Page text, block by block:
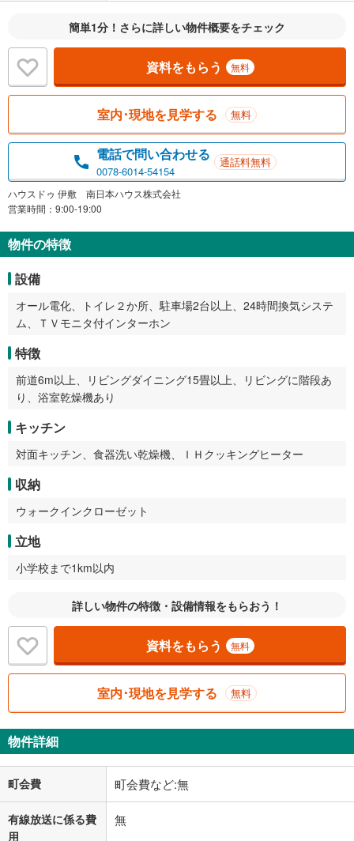
簡単1分！さらに詳しい物件概要をチェック
資料をもらう 無料
室内･現地を見学する 無料
電話で問い合わせる
0078-6014-54154
通話料無料
ハウスドゥ 伊敷 南日本ハウス株式会社
営業時間：9:00-19:00
物件の特徴
設備
オール電化、トイレ２か所、駐車場2台以上、24時間換気システ
ム、ＴＶモニタ付インターホン
特徴
前道6m以上、リビングダイニング15畳以上、リビングに階段あ
り、浴室乾燥機あり
キッチン
対面キッチン、食器洗い乾燥機、ＩＨクッキングヒーター
収納
ウォークインクローゼット
立地
小学校まで1km以内
詳しい物件の特徴・設備情報をもらおう！
資料をもらう 無料
室内･現地を見学する 無料
物件詳細
町会費 町会費など:無
有線放送に係る費
用
無